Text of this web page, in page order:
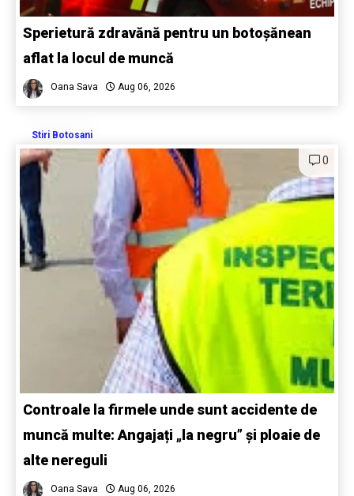
Sperietură zdravănă pentru un botoșănean
aflat la locul de muncă
Oana Sava Aug 06, 2026
Stiri Botosani
0
Controale la firmele unde sunt accidente de
muncă multe: Angajați „la negru” și ploaie de
alte nereguli
Oana Sava Aug 06, 2026